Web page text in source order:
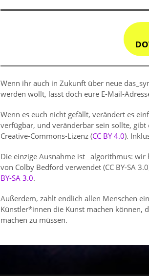
Wenn ihr auch in Zukunft über neue
werden wollt, lasst doch eure E-Mail-
Wenn es euch nicht gefällt, verändert es
verfügbar, und veränderbar sein sollte,
Creative-Commons-Lizenz (CC BY 4.0).
Die einzige Ausnahme ist _algorithmus:
von Colby Bedford verwendet (CC BY-SA
BY-SA 3.0.
Außerdem, zahlt endlich allen Menschen ein
Künstler*innen die Kunst machen können,
machen zu müssen.